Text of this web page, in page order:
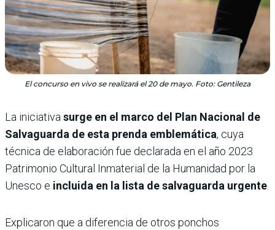
El concurso en vivo se realizará el 20 de mayo. Foto: Gentileza
La iniciativa surge en el marco del Plan Nacional de
Salvaguarda de esta prenda emblemática, cuya
técnica de elaboración fue declarada en el año 2023
Patrimonio Cultural Inmaterial de la Humanidad por la
Unesco e incluida en la lista de salvaguarda urgente
Explicaron que a diferencia de otros ponchos